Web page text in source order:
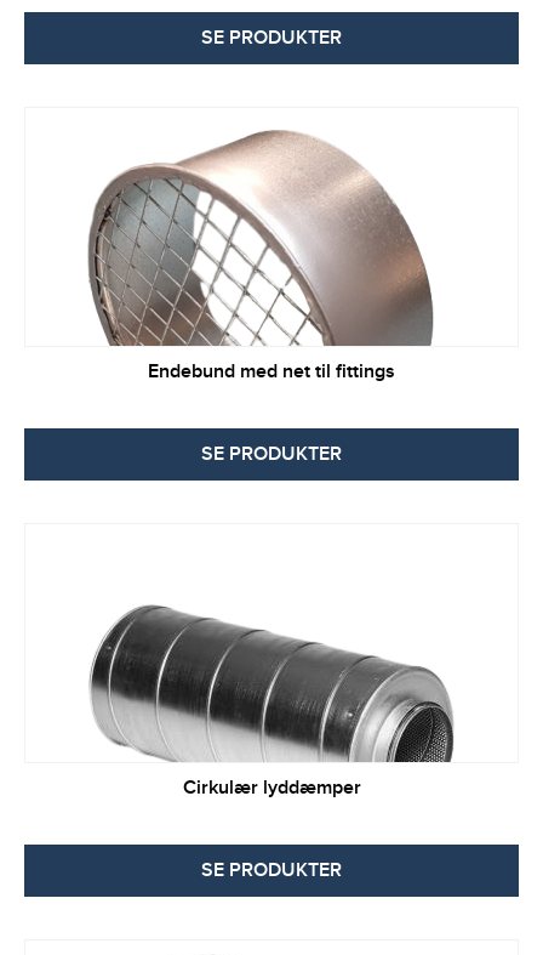
SE PRODUKTER
Endebund med net til fittings
SE PRODUKTER
Cirkulær lyddæmper
SE PRODUKTER